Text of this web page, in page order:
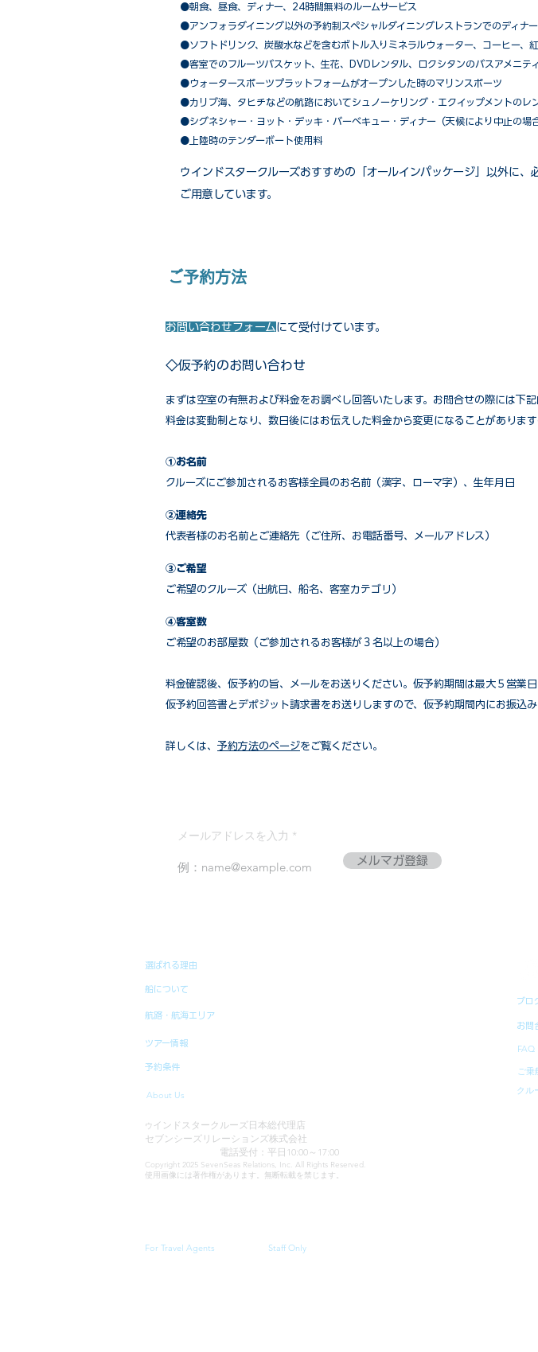
●朝食、昼食、ディナー、24時間無料のルームサービス
​●アンフォラダイニング以外の予約制スペシャルダイニングレストランでのディナー
●ソフトドリンク、炭酸水などを含むボトル入りミネラルウォーター、コーヒー、
●客室でのフルーツバスケット、生花、DVDレンタル、ロクシタンのバスアメニテ
●ウォータースポーツプラットフォームがオープンした時のマリンスポーツ
●カリブ海、タヒチなどの航路においてシュノーケリング・エクイップメントのレ
​●シグネシャー・ヨット・デッキ・バーベキュー・ディナー（天候により中止の場
●上陸時のテンダーボート使用料
ウインドスタークルーズおすすめの「オールインパッケージ」以外に
ご用意しています。
ご予約方法
お問い合わせフォームにて受付けています。
◇仮予約のお問い合わせ
まずは空室の有無および料金をお調べし回答いたします。お問合せの際には下記
料金は変動制となり、数日後にはお伝えした料金から変更になることがあります
①お名前
クルーズにご参加されるお客様全員のお名前（漢字、ローマ字）、生年月日
②連絡先
代表者様のお名前とご連絡先（ご住所、お電話番号、メールアドレス）
③ご希望
ご希望のクルーズ（出航日、船名、客室カテゴリ）
④客室数
ご希望のお部屋数（ご参加されるお客様が３名以上の場合）
料金確認後、仮予約の旨、メールをお送りください。仮予約期間は最大５営業日
仮予約回答書とデポジット請求書をお送りしますので、仮予約期間内にお振込
詳しくは、 予約方法のページをご覧ください。
メールアドレスを入力
メルマガ登録
選ばれる理由
船について
航路・航海エリア
ツアー情報
予約条件
About Us
ブロ
お問
FAQ
クル
ご乗
ウ インドスタークルーズ日本総代理店
セブンシーズリレーションズ株式会社
電話受付：平日10:00～17:00
Copyright 2025 SevenSeas Relations, Inc. All Rights Reserved.
使用画像には著作権があります。無断転載を禁じます。
For Travel Agents Staff Only